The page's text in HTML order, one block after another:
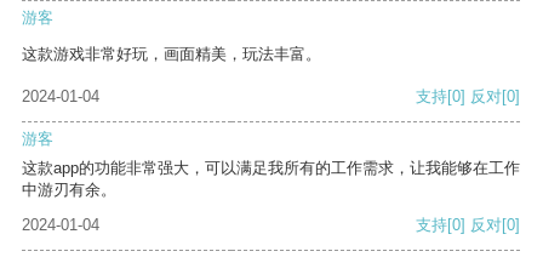
游客
这款游戏非常好玩，画面精美，玩法丰富。
2024-01-04 支持[0] 反对[0]
游客
这款app的功能非常强大，可以满足我所有的工作需求，让我能够在工作
中游刃有余。
2024-01-04
支持[0] 反对[0]